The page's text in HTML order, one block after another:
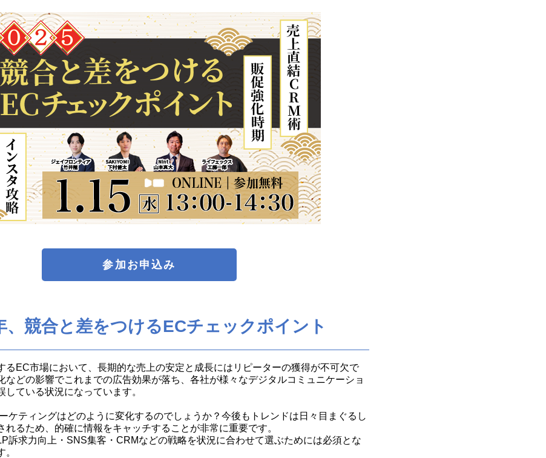
参加お申込み
、競合と差をつけるECチェックポイント
るEC市場において、長期的な売上の安定と成長にはリピーターの獲得が不可欠で
などの影響でこれまでの広告効果が落ち、各社が様々なデジタルコミュニケーショ
している状況になっています。
ケティングはどのように変化するのでしょうか？今後もトレンドは日々目まぐるし
れるため、的確に情報をキャッチすることが非常に重要です。
訴求力向上・SNS集客・CRMなどの戦略を状況に合わせて選ぶためには必須とな